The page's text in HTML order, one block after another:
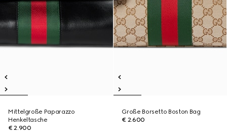
Mittelgroße Paparazzo
Henkeltasche
€ 2.900
Große Borsetto Boston Bag
€ 2.600